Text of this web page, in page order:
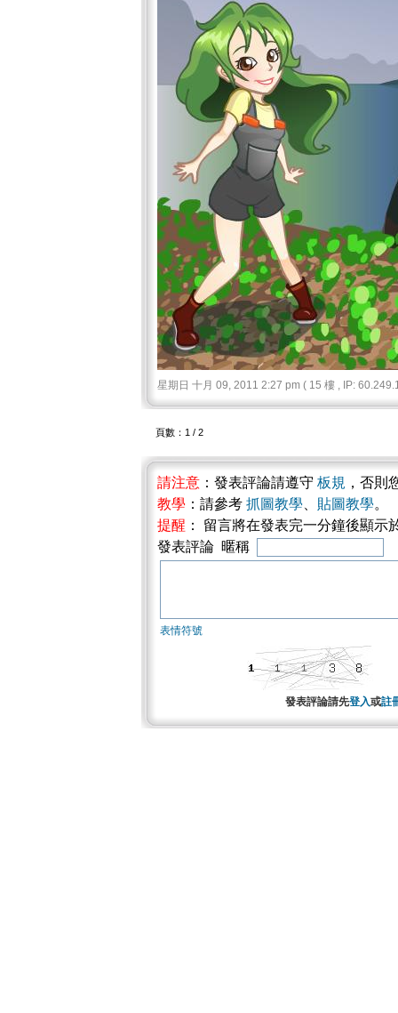
星期日 十月 09, 2011 2:27 pm ( 15 樓 , IP:
頁數：1 / 2
請注意 ：發表評論請遵守 板規 ，否則
教學 ：請參考 抓圖教學 貼圖教學。
提醒 ： 留言將在發表完一分鐘後顯
發表評論 暱稱
表情符號
發表評論請先登入或註